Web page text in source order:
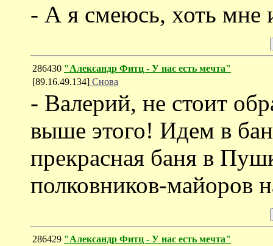
- А я смеюсь, хоть мне
286430 "Александр Фитц - У нас есть мечта"
[89.16.49.134] Снова
- Валерий, не стоит
выше этого! Идем в
прекрасная баня в
полковников-майоров
286429 "Александр Фитц - У нас есть мечта"